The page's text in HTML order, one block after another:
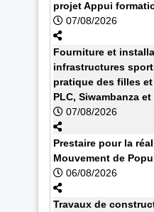
projet Appui
07/08/2026
Fourniture et
infrastructures
pratique des filles
PLC, Siwambanza
07/08/2026
Prestaire pour la
Mouvement de
06/08/2026
Travaux de